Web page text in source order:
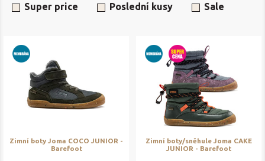
Super price
Poslední kusy Sale
Zimní boty Joma COCO JUNIOR -
Barefoot
Zimní boty/sněhule Joma CAKE
JUNIOR - Barefoot